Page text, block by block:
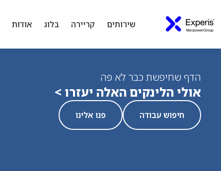
שירותים קריירה בלוג אודות
הדף שחיפשת כבר לא פה
אולי הלינקים האלה יעזרו >
חיפוש עבודה פנו אלינו